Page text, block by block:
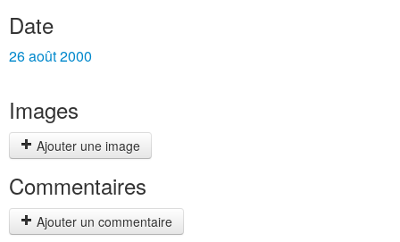
Date
26 août 2000
Images
Ajouter une image
Commentaires
Ajouter un commentaire